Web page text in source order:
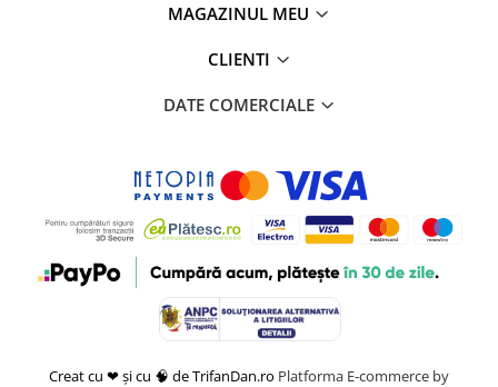
MAGAZINUL MEU
CLIENTI
DATE COMERCIALE
Creat cu ❤ și cu 🧠 de TrifanDan.ro Platforma E-commerce by